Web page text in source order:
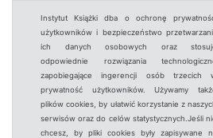
Instytut Książki dba o ochronę
użytkowników i bezpieczeństwo
ich danych osobowych oraz
odpowiednie rozwiązania
zapobiegające ingerencji osób trzecich
prywatność użytkowników. Używamy
plików cookies, by ułatwić korzystanie z
serwisów oraz do celów statystycznych.Jeśli
chcesz, by pliki cookies były zapisywane